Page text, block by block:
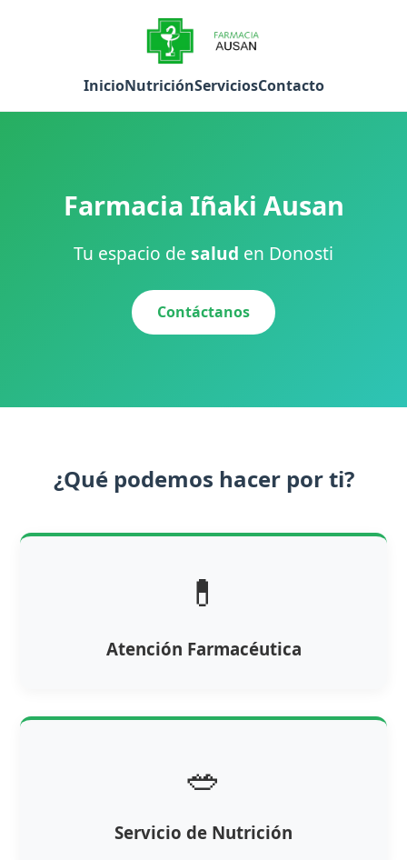
InicioNutriciónServiciosContacto
Farmacia Iñaki Ausan
Tu espacio de salud en Donosti
Contáctanos
¿Qué podemos hacer por ti?
💊
Atención Farmacéutica
🥗
Servicio de Nutrición